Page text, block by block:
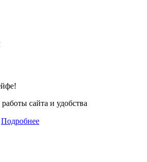
работы сайта и удобства
Подробнее